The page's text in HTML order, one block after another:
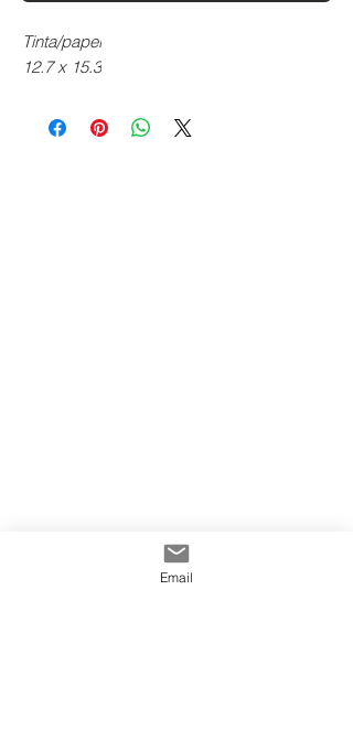
Tinta/papel
12.7 x 15.3
Email